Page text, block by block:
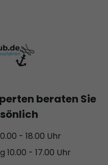
beraten Sie
- 18.00 Uhr
10.00 - 17.00 Uhr